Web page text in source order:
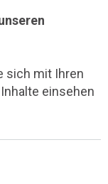
sich mit Ihren
einsehen